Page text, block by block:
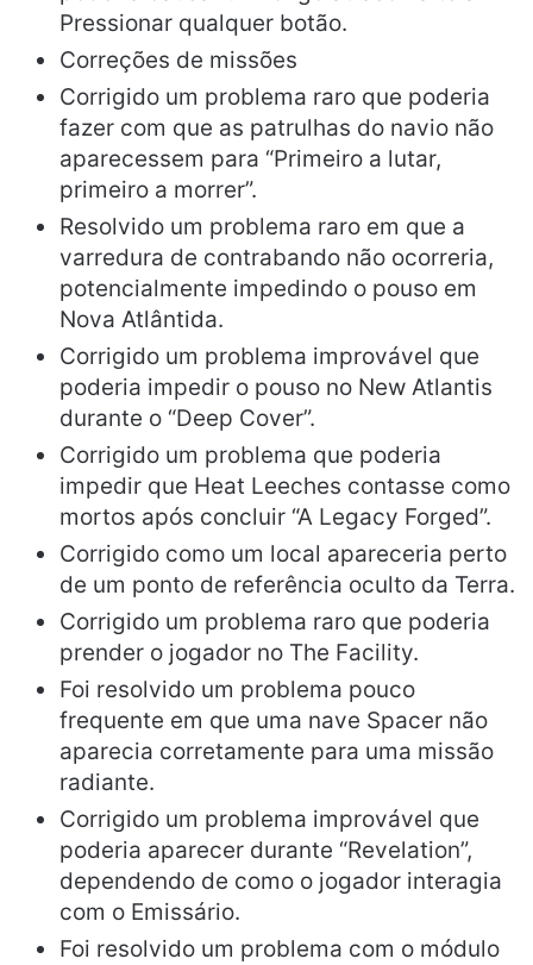
Pressionar qualquer botão.
Correções de missões
Corrigido um problema raro que poderia
fazer com que as patrulhas do navio não
aparecessem para “Primeiro a lutar,
primeiro a morrer”.
Resolvido um problema raro em que a
varredura de contrabando não ocorreria,
potencialmente impedindo o pouso em
Nova Atlântida.
Corrigido um problema improvável que
poderia impedir o pouso no New Atlantis
durante o “Deep Cover”.
Corrigido um problema que poderia
impedir que Heat Leeches contasse como
mortos após concluir “A Legacy Forged”.
Corrigido como um local apareceria perto
de um ponto de referência oculto da Terra.
Corrigido um problema raro que poderia
prender o jogador no The Facility.
Foi resolvido um problema pouco
frequente em que uma nave Spacer não
aparecia corretamente para uma missão
radiante.
Corrigido um problema improvável que
poderia aparecer durante “Revelation”,
dependendo de como o jogador interagia
com o Emissário.
Foi resolvido um problema com o módulo